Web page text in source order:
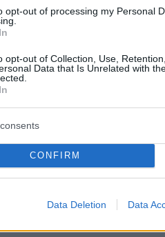
opt-out of processing my Personal
opt-out of Collection, Use,
Data that Is Unrelated with
CONFIRM
Data Deletion Data
και λόγω μιας
από το τραγούδι που
παραπάνω, ο
κανείς ποτέ. Θα
δε θεωρώ τον εαυτό
αυτή τη ζωή ό,τι
Σε μια σειρά
και κάποιες λάθος